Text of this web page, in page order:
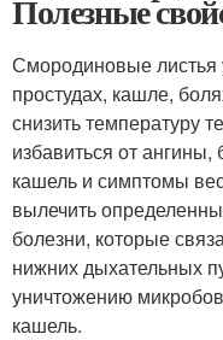
Полезные
Смородиновые
простудах, кашле,
снизить температуру
избавиться от ангины,
кашель и симптомы
вылечить
болезни, которые
нижних дыхательных
уничтожению
кашель.